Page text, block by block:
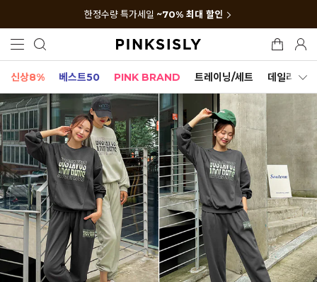
한정수량 특가세일 ~70% 최대 할인
신상8% 베스트50 PINK BRAND 트레이닝/세트 데일리세트